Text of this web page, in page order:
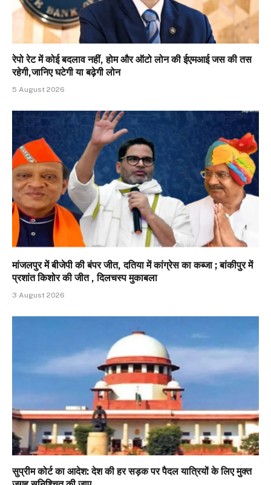
रेपो रेट में कोई बदलाव नहीं, होम और ऑटो लोन की ईएमआई जस की तस
रहेगी,जानिए घटेगी या बढ़ेगी लोन
5 August 2026
मांजलपुर में बीजेपी की बंपर जीत, दतिया में कांग्रेस का कब्जा ; बांकीपुर में
प्रशांत किशोर की जीत , दिलचस्प मुकाबला
3 August 2026
सुप्रीम कोर्ट का आदेश: देश की हर सड़क पर पैदल यात्रियों के लिए मुक्त